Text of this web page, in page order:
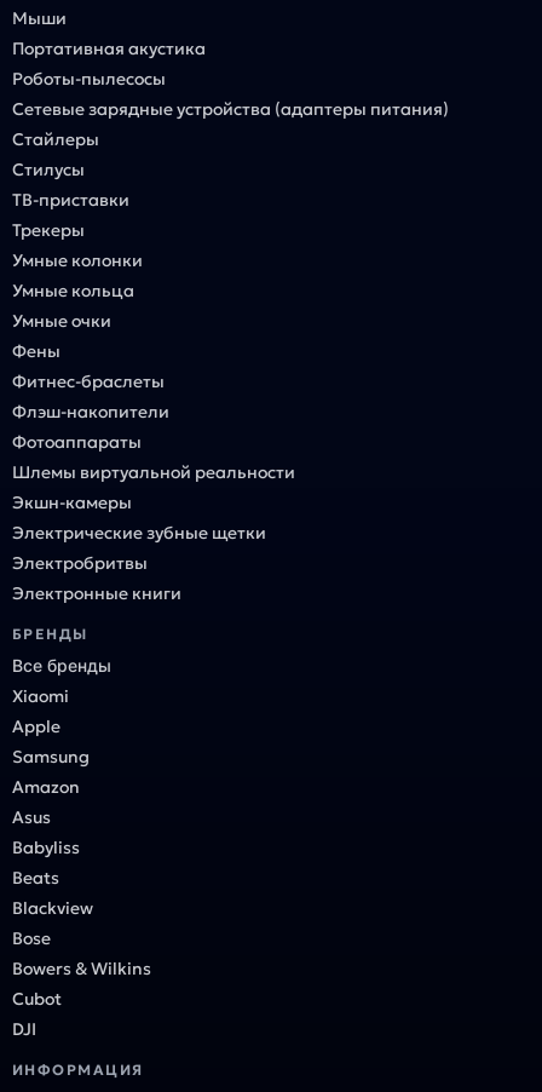
Мыши
Портативная акустика
Роботы-пылесосы
Сетевые зарядные устройства (адаптеры питания)
Стайлеры
Стилусы
ТВ-приставки
Трекеры
Умные колонки
Умные кольца
Умные очки
Фены
Фитнес-браслеты
Флэш-накопители
Фотоаппараты
Шлемы виртуальной реальности
Экшн-камеры
Электрические зубные щетки
Электробритвы
Электронные книги
БРЕНДЫ
Все бренды
Xiaomi
Apple
Samsung
Amazon
Asus
Babyliss
Beats
Blackview
Bose
Bowers & Wilkins
Cubot
DJI
ИНФОРМАЦИЯ